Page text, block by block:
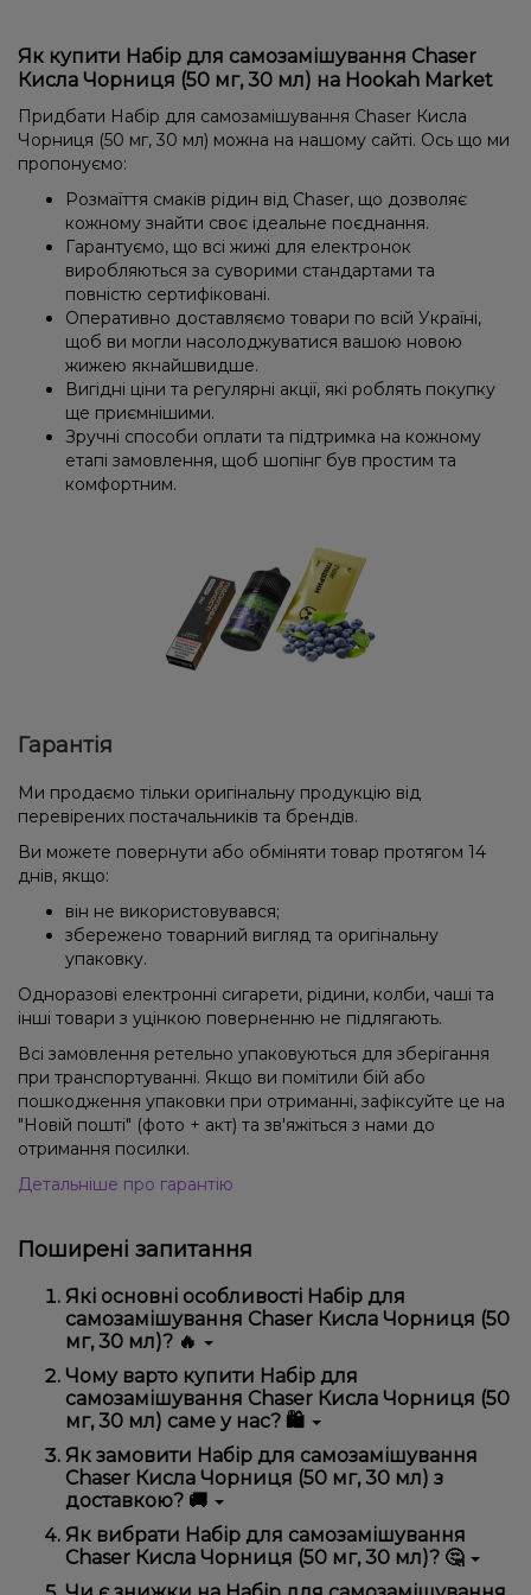
Як купити Набір для самозамішування Chaser
Кисла Чорниця (50 мг, 30 мл) на Hookah Market
Придбати Набір для самозамішування Chaser Кисла
Чорниця (50 мг, 30 мл) можна на нашому сайті. Ось що ми
пропонуємо:
Розмаїття смаків рідин від Chaser, що дозволяє
кожному знайти своє ідеальне поєднання.
Гарантуємо, що всі жижі для електронок
виробляються за суворими стандартами та
повністю сертифіковані.
Оперативно доставляємо товари по всій Україні,
щоб ви могли насолоджуватися вашою новою
жижею якнайшвидше.
Вигідні ціни та регулярні акції, які роблять покупку
ще приємнішими.
Зручні способи оплати та підтримка на кожному
етапі замовлення, щоб шопінг був простим та
комфортним.
Гарантія
Ми продаємо тільки оригінальну продукцію від
перевірених постачальників та брендів.
Ви можете повернути або обміняти товар протягом 14
днів, якщо:
він не використовувався;
збережено товарний вигляд та оригінальну
упаковку.
Одноразові електронні сигарети, рідини, колби, чаші та
інші товари з уцінкою поверненню не підлягають.
Всі замовлення ретельно упаковуються для зберігання
при транспортуванні. Якщо ви помітили бій або
пошкодження упаковки при отриманні, зафіксуйте це на
"Новій пошті" (фото + акт) та зв'яжіться з нами до
отримання посилки.
Детальніше про гарантію
Поширені запитання
Які основні особливості Набір для
самозамішування Chaser Кисла Чорниця (50
мг, 30 мл)? 🔥
Набір для самозамішування Chaser Кисла Чорниця
(50 мг, 30 мл) відрізняється високою якістю,
зручністю використання та надійністю.
Чому варто купити Набір для
самозамішування Chaser Кисла Чорниця (50
мг, 30 мл) саме у нас? 🛍️
Ми пропонуємо тільки оригінальну продукцію,
широкий асортимент, вигідні ціни та швидку
доставку. Крім того, у нас регулярні акції та знижки
для клієнтів!
Як замовити Набір для самозамішування
Chaser Кисла Чорниця (50 мг, 30 мл) з
доставкою? 🚚
Оформити замовлення можна в кілька кліків:
Додайте Набір для самозамішування Chaser
Кисла Чорниця (50 мг, 30 мл) до кошика.
Як вибрати Набір для самозамішування
Chaser Кисла Чорниця (50 мг, 30 мл)? 🤔
Вибір залежить від ваших уподобань – наприклад,